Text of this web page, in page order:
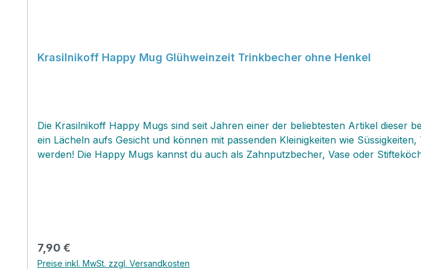
Krasilnikoff Happy Mug Glühweinzeit Trinkbecher ohne Henkel
Die Krasilnikoff Happy Mugs sind seit Jahren einer der beliebtesten Artikel
ein Lächeln aufs Gesicht und können mit passenden Kleinigkeiten wie
werden! Die Happy Mugs kannst du auch als Zahnputzbecher, Vase oder
Regulärer Preis:
7,90 €
Preise inkl. MwSt. zzgl. Versandkosten